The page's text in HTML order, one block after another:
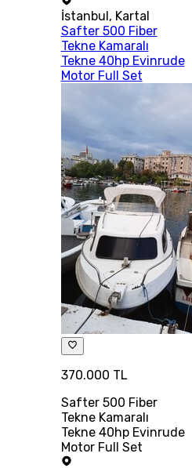
İstanbul , Kartal
Safter 500 Fiber
Tekne Kamaralı
Tekne 40hp Evinrude
Motor Full Set
370.000 TL
Safter 500 Fiber
Tekne Kamaralı
Tekne 40hp Evinrude
Motor Full Set